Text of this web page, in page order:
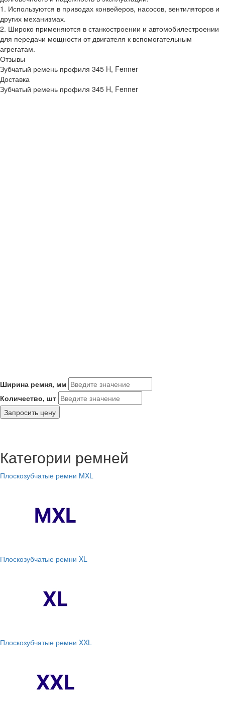
1. Используются в приводах конвейеров, насосов, вентиляторов и
других механизмах.
2. Широко применяются в станкостроении и автомобилестроении
для передачи мощности от двигателя к вспомогательным
агрегатам.
Отзывы
Зубчатый ремень профиля 345 H, Fenner
Доставка
Зубчатый ремень профиля 345 H, Fenner
Ширина ремня, мм
Количество, шт
Запросить цену
Категории ремней
Плоскозубчатые ремни MXL
Плоскозубчатые ремни XL
Плоскозубчатые ремни XXL